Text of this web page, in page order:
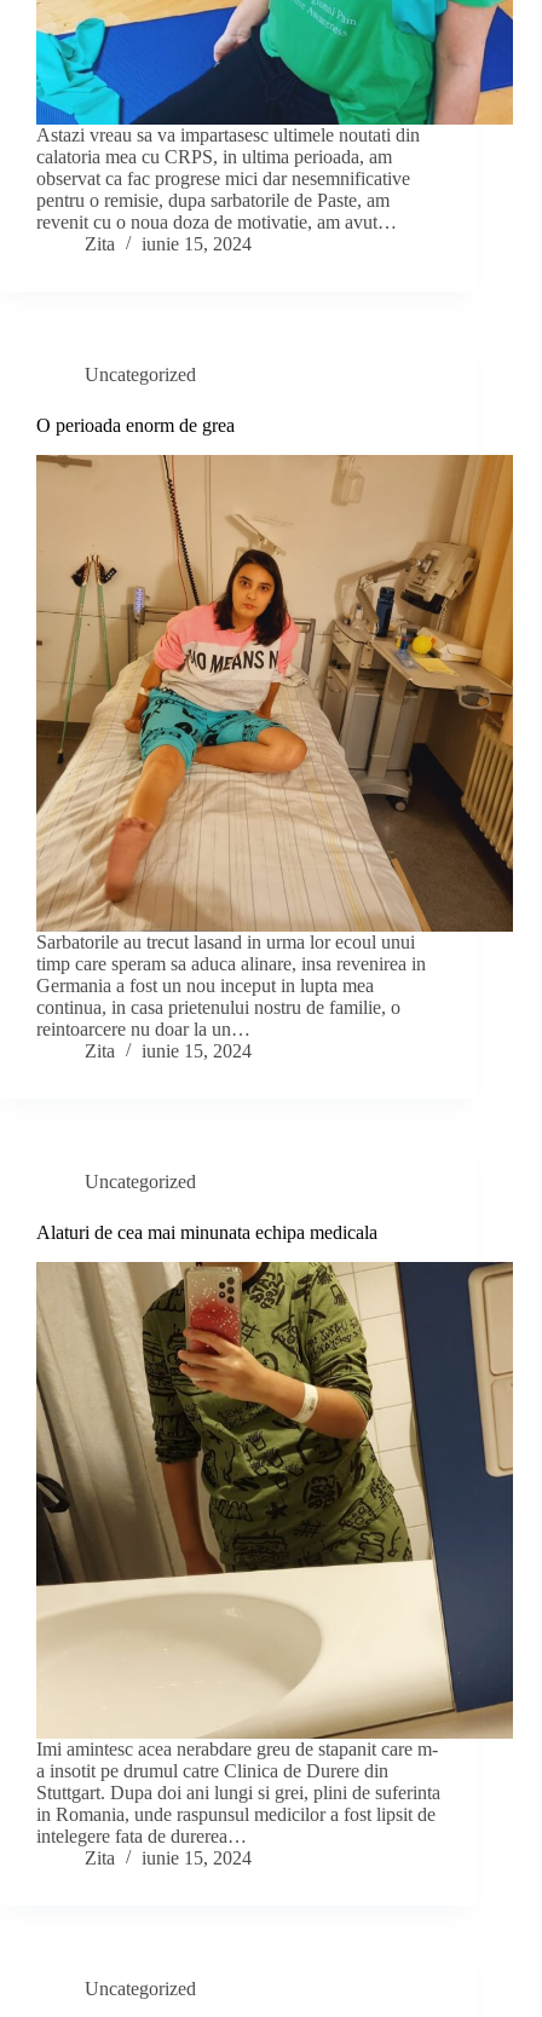
Astazi vreau sa va impartasesc ultimele noutati din
calatoria mea cu CRPS, in ultima perioada, am
observat ca fac progrese mici dar nesemnificative
pentru o remisie, dupa sarbatorile de Paste, am
revenit cu o noua doza de motivatie, am avut…
Zita
iunie 15, 2024
Uncategorized
O perioada enorm de grea
Sarbatorile au trecut lasand in urma lor ecoul unui
timp care speram sa aduca alinare, insa revenirea in
Germania a fost un nou inceput in lupta mea
continua, in casa prietenului nostru de familie, o
reintoarcere nu doar la un…
Zita
iunie 15, 2024
Uncategorized
Alaturi de cea mai minunata echipa medicala
Imi amintesc acea nerabdare greu de stapanit care m-
a insotit pe drumul catre Clinica de Durere din
Stuttgart. Dupa doi ani lungi si grei, plini de suferinta
in Romania, unde raspunsul medicilor a fost lipsit de
intelegere fata de durerea…
Zita
iunie 15, 2024
Uncategorized